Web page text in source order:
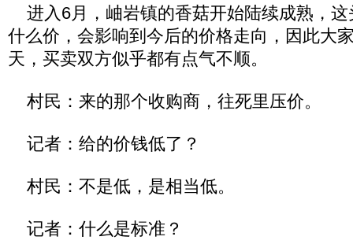
进入6月，岫岩镇的香菇开始陆续成熟，这
什么价，会影响到今后的价格走向，因此大
天，买卖双方似乎都有点气不顺。
村民：来的那个收购商，往死里压价。
记者：给的价钱低了？
村民：不是低，是相当低。
记者：什么是标准？